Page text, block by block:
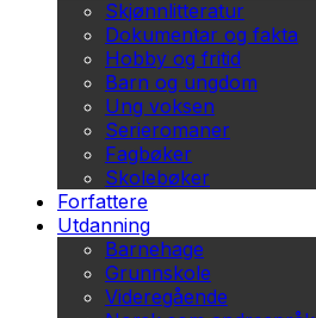
Skjønnlitteratur
Dokumentar og fakta
Hobby og fritid
Barn og ungdom
Ung voksen
Serieromaner
Fagbøker
Skolebøker
Forfattere
Utdanning
Barnehage
Grunnskole
Videregående